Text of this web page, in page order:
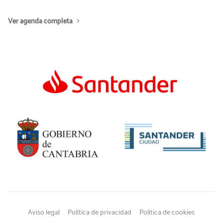
Ver agenda completa
Aviso legal Política de privacidad Política de cookies